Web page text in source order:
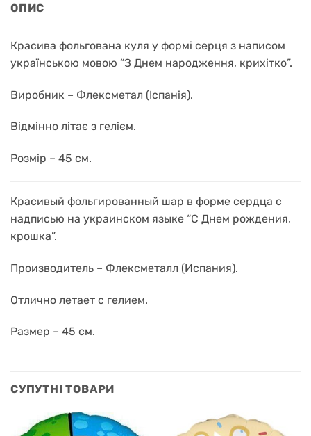
ОПИС
Красива фольгована куля у формі серця з написом
українською мовою “З Днем народження, крихітко”.
Виробник – Флексметал (Іспанія).
Відмінно літає з гелієм.
Розмір – 45 см.
Красивый фольгированный шар в форме сердца с
надписью на украинском языке “С Днем рождения,
крошка”.
Производитель – Флексметалл (Испания).
Отлично летает с гелием.
Размер – 45 см.
СУПУТНІ ТОВАРИ